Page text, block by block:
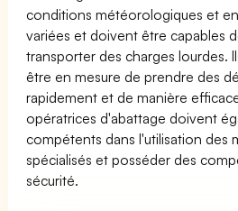
conditions météorologiques et
variées et doivent être capables
transporter des charges lourdes.
être en mesure de prendre des
rapidement et de manière
opératrices d'abattage doivent
compétents dans l'utilisation des
spécialisés et posséder des
sécurité.